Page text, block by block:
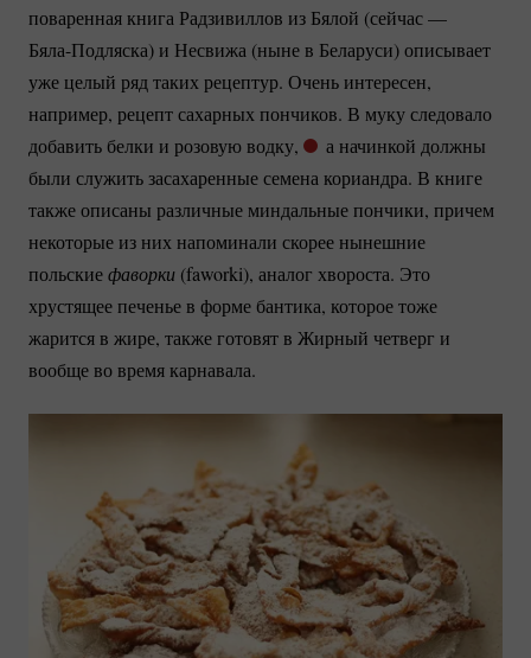
поваренная книга Радзивиллов из Бялой (сейчас —
Бяла-Подляска)и Несвижа (ныне в Беларуси) описывает
уже целый ряд таких рецептур. Очень интересен,
например, рецепт сахарных пончиков. В муку следовало
добавить белки и розовую водку,
а начинкой должны
были служить засахаренные семена кориандра. В книге
также описаны различные миндальные пончики, причем
некоторые из них напоминали скорее нынешние
польскиефаворки (faworki), аналог хвороста. Это
хрустящее печенье в форме бантика, которое тоже
жарится в жире, также готовят в Жирный четверг и
вообще во время карнавала.